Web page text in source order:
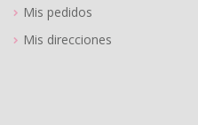
Mis pedidos
Mis direcciones